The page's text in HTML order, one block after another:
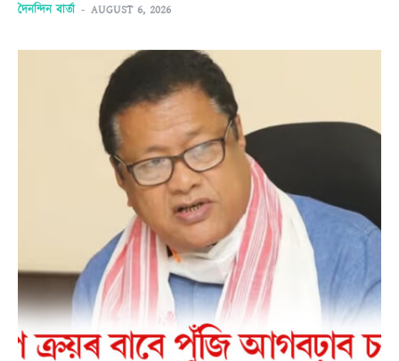
দৈনন্দিন বাৰ্তা - AUGUST 6, 2026